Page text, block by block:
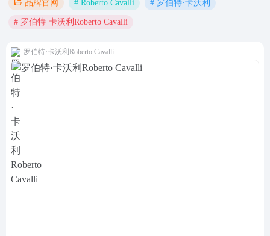
品牌官网 # Roberto Cavalli # 罗伯特·卡沃利
# 罗伯特·卡沃利Roberto Cavalli
罗伯特·卡沃利Roberto Cavalli